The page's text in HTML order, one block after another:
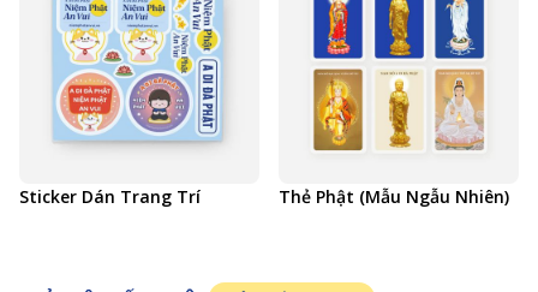
Sticker Dán Trang Trí Thẻ Phật (Mẫu Ngẫu Nhiên)